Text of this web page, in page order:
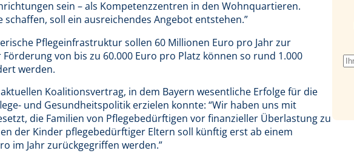
sein – als Kompetenzzentren in den Wohnquartieren.
soll ein ausreichendes Angebot entstehen.”
Pflegeinfrastruktur sollen 60 Millionen Euro pro Jahr zur
von bis zu 60.000 Euro pro Platz können so rund 1.000
werden.
Koalitionsvertrag, in dem Bayern wesentliche Erfolge für die
und Gesundheitspolitik erzielen konnte: “Wir haben uns mit
die Familien von Pflegebedürftigen vor finanzieller Überlastung zu
der Kinder pflegebedürftiger Eltern soll künftig erst ab einem
im Jahr zurückgegriffen werden.”